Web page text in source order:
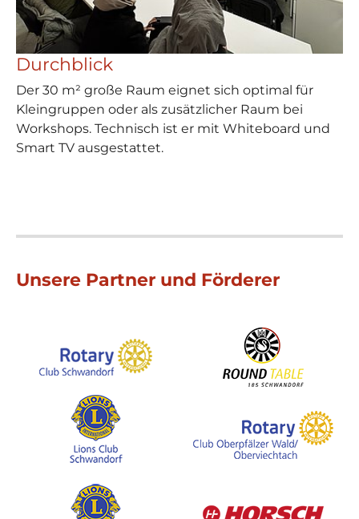
Durchblick
Der 30 m² große Raum eignet sich optimal für
Kleingruppen oder als zusätzlicher Raum bei
Workshops. Technisch ist er mit Whiteboard und
Smart TV ausgestattet.
Unsere Partner und Förderer